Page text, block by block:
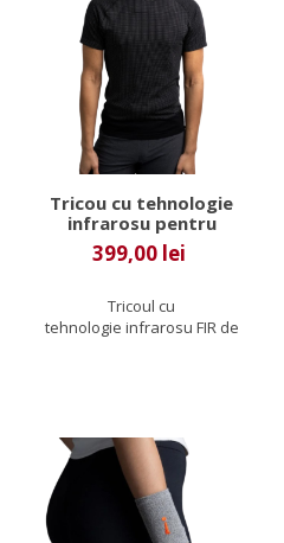
Tricou cu tehnologie
infrarosu pentru
barbati Incrediwear
399,00 lei
Tricoul cu
tehnologie infrarosu FIR de